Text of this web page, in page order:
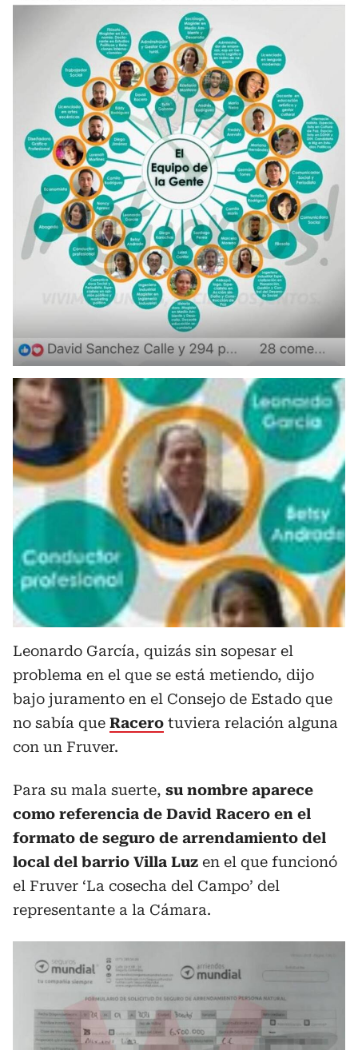
Leonardo García, quizás sin sopesar el
problema en el que se está metiendo, dijo
bajo juramento en el Consejo de Estado que
no sabía que Racero tuviera relación alguna
con un Fruver.
Para su mala suerte, su nombre aparece
como referencia de David Racero en el
formato de seguro de arrendamiento del
local del barrio Villa Luz en el que funcionó
el Fruver ‘La cosecha del Campo’ del
representante a la Cámara.